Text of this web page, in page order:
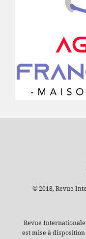
© 2018, Revue
Revue Internationale
est mise à